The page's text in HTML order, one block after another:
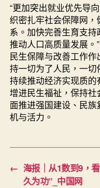
“更加突出就业优先导
织密扎牢社会保障网
系。加快完善生育支持
推动人口高质量发展。
民生保障与改善工作
持一切为了人民，一切
持续推动经济实现质的
增进民生福祉，保持
面推进强国建设、民
机与活力。
← 海报｜从1数到9，
久为功”_中国网